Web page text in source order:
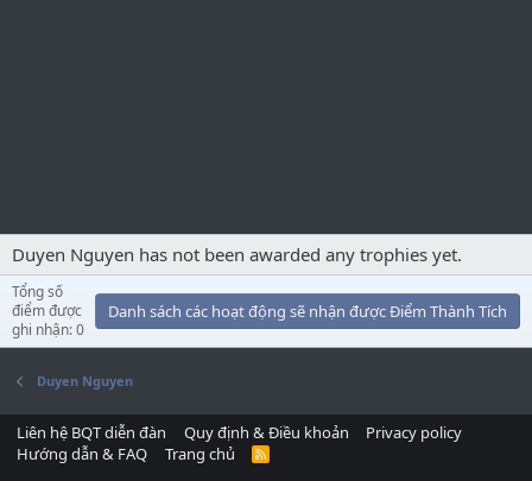
Duyen Nguyen has not been awarded any trophies yet.
Tổng số
điểm được
ghi nhận: 0
Danh sách các hoạt động sẽ nhận được Điểm Thành Tích
Duyen Nguyen
Liên hệ BQT diễn đàn Quy định & Điều khoản
Privacy policy
Hướng dẫn & FAQ
Trang chủ
R